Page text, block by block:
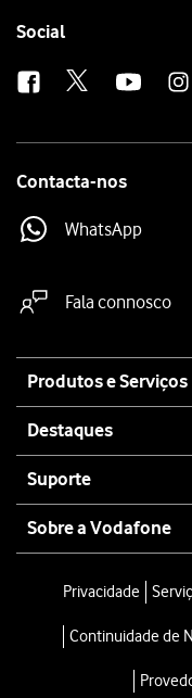
Follow
Social
Contacta-nos
WhatsApp
Fala connosco
map
Produtos e Serviços
Destaques
Suporte
Sobre a Vodafone
Privacidade
Continuidade de